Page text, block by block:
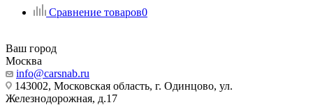
Сравнение товаров0
Ваш город
Москва
info@carsnab.ru
143002, Московская область, г. Одинцово, ул.
Железнодорожная, д.17